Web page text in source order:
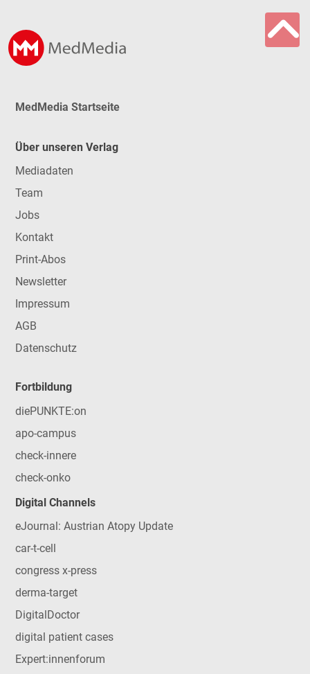
MedMedia Startseite
Über unseren Verlag
Mediadaten
Team
Jobs
Kontakt
Print-Abos
Newsletter
Impressum
AGB
Datenschutz
Fortbildung
diePUNKTE:on
apo-campus
check-innere
check-onko
Digital Channels
eJournal: Austrian Atopy Update
car-t-cell
congress x-press
derma-target
DigitalDoctor
digital patient cases
Expert:innenforum